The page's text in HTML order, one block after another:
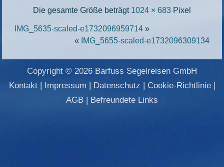
Die gesamte Größe beträgt 1024 × 683 Pixel
IMG_5635-scaled-e1732096959714 »
«
IMG_5655-scaled-e1732096309134
Copyright © 2026 Barfuss Segelreisen GmbH
Kontakt| Impressum | Datenschutz | Cookie-Richtlinie|
AGB | Befreundete Links